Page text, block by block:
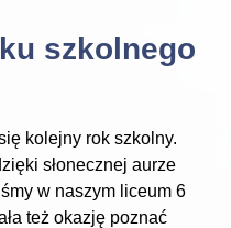
szkolnego
kolejny rok szkolny.
słonecznej aurze
w naszym liceum 6
też okazję poznać